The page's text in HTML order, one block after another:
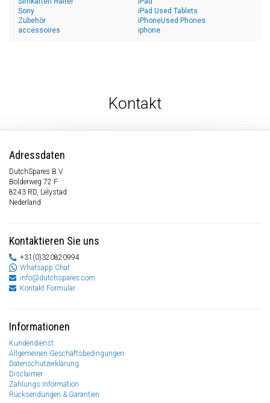
Sony
Zubehör
accessoires
iPad Used Tablets
iPhoneUsed Phones
iphone
Kontakt
Adressdaten
DutchSpares B.V.
Bolderweg 72 F
8243 RD, Lelystad
Nederland
Kontaktieren Sie uns
+31(0)320820994
Whatsapp Chat
info@dutchspares.com
Kontakt Formular
Informationen
Kundendienst
Allgemeinen Geschäftsbedingungen
Datenschutzerklärung
Disclaimer
Zahlungs Information
Rücksendungen & Garantien